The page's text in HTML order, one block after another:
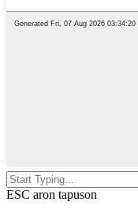
ESC aron tapuson